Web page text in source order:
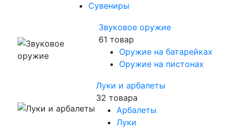
Сувениры
Звуковое оружие
61 товар
Оружие на батарейках
Оружие на пистонах
Луки и арбалеты
32 товара
Арбалеты
Луки